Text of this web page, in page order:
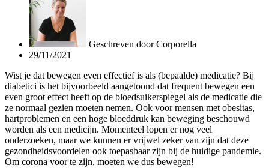
Geschreven doorCorporella
29/11/2021
Wist je dat bewegen even effectief is als (bepaalde) medicatie? Bij
diabetici is het bijvoorbeeld aangetoond dat frequent bewegen een
even groot effect heeft op de bloedsuikerspiegel als de medicatie die
ze normaal gezien moeten nemen. Ook voor mensen met obesitas,
hartproblemen en een hoge bloeddruk kan beweging beschouwd
worden als een medicijn. Momenteel lopen er nog veel
onderzoeken, maar we kunnen er vrijwel zeker van zijn dat deze
gezondheidsvoordelen ook toepasbaar zijn bij de huidige pandemie.
Om corona voor te zijn, moeten we dus bewegen!